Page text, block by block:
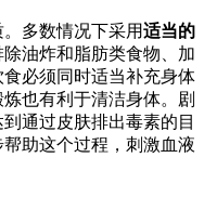
多数情况下采用适当的
油炸和脂肪类食物、加
必须同时适当补充身体
也有利于清洁身体。剧
通过皮肤排出毒素的目
助这个过程，刺激血液